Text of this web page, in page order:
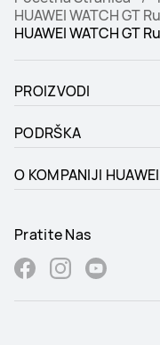
HUAWEI WATCH GT
HUAWEI WATCH GT
PROIZVODI
PODRŠKA
O KOMPANIJI HUAWEI
Pratite Nas